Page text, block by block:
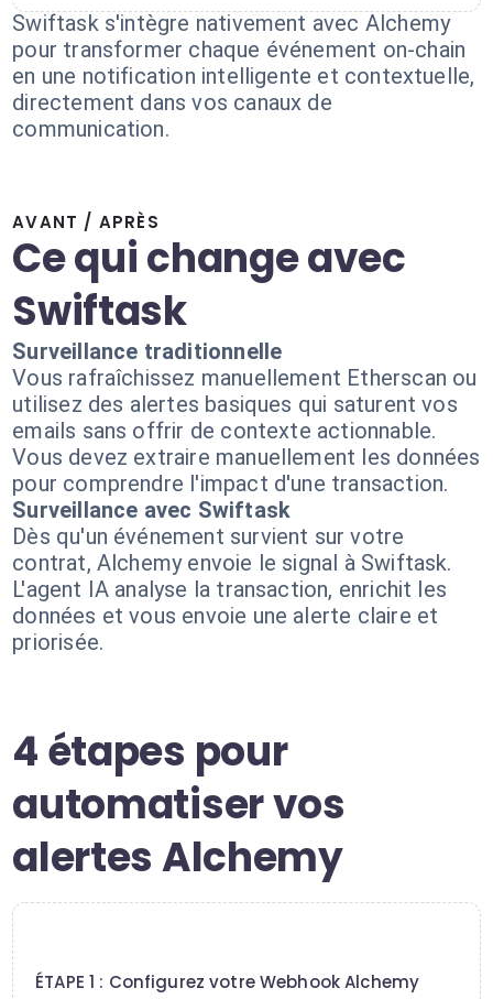
Swiftask s'intègre nativement avec Alchemy
pour transformer chaque événement on-chain
en une notification intelligente et contextuelle,
directement dans vos canaux de
communication.
AVANT / APRÈS
Ce qui change avec
Swiftask
Surveillance traditionnelle
Vous rafraîchissez manuellement Etherscan ou
utilisez des alertes basiques qui saturent vos
emails sans offrir de contexte actionnable.
Vous devez extraire manuellement les données
pour comprendre l'impact d'une transaction.
Surveillance avec Swiftask
Dès qu'un événement survient sur votre
contrat, Alchemy envoie le signal à Swiftask.
L'agent IA analyse la transaction, enrichit les
données et vous envoie une alerte claire et
priorisée.
4 étapes pour
automatiser vos
alertes Alchemy
ÉTAPE 1 : Configurez votre Webhook Alchemy